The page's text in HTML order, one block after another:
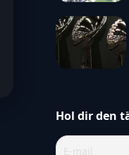
Hol dir den